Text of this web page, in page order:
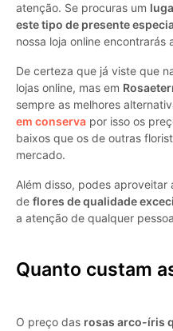
atenção. Se procuras um
este tipo de presente
nossa loja online encontrarás
De certeza que já viste que
lojas online, mas em
sempre as melhores
em conserva por isso os
baixos que os de outras
mercado.
Além disso, podes
de flores de qualidade
a atenção de qualquer
Quanto custam
O preço das rosas arco-íris